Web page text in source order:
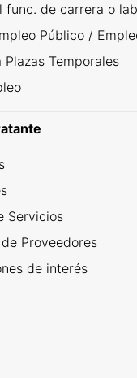
func. de carrera o
Público /
Temporales
Servicios
Proveedores
de interés